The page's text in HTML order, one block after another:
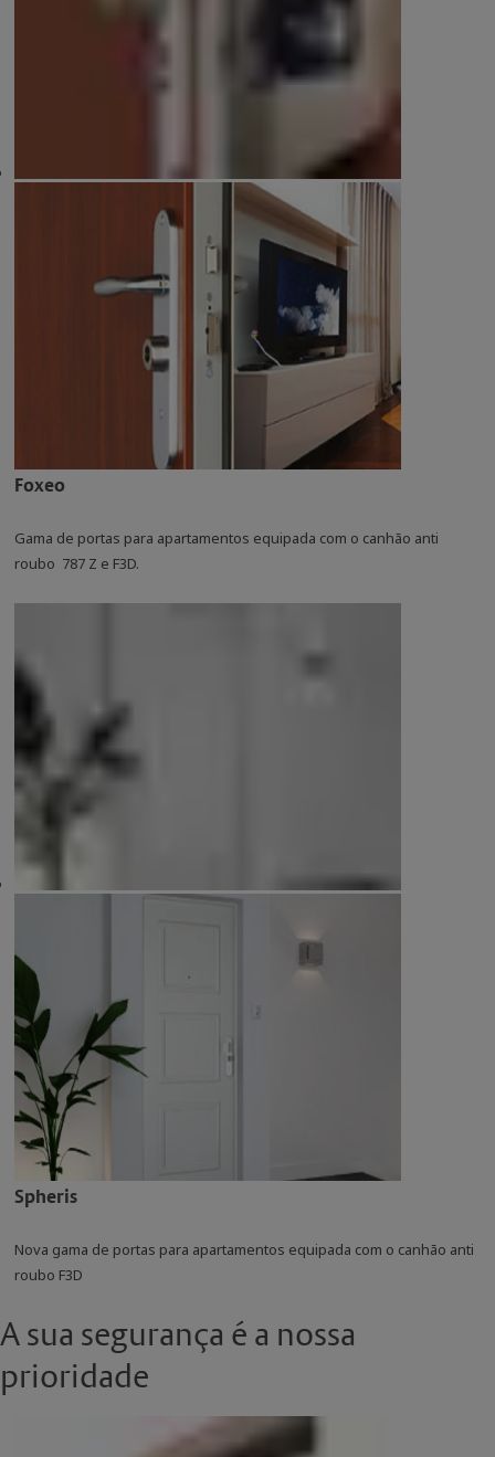
Foxeo
Gama de portas para apartamentos equipada com o canhão anti
roubo 787 Z e F3D.
Spheris
Nova gama de portas para apartamentos equipada com o canhão anti
roubo F3D
A sua segurança é a nossa
prioridade